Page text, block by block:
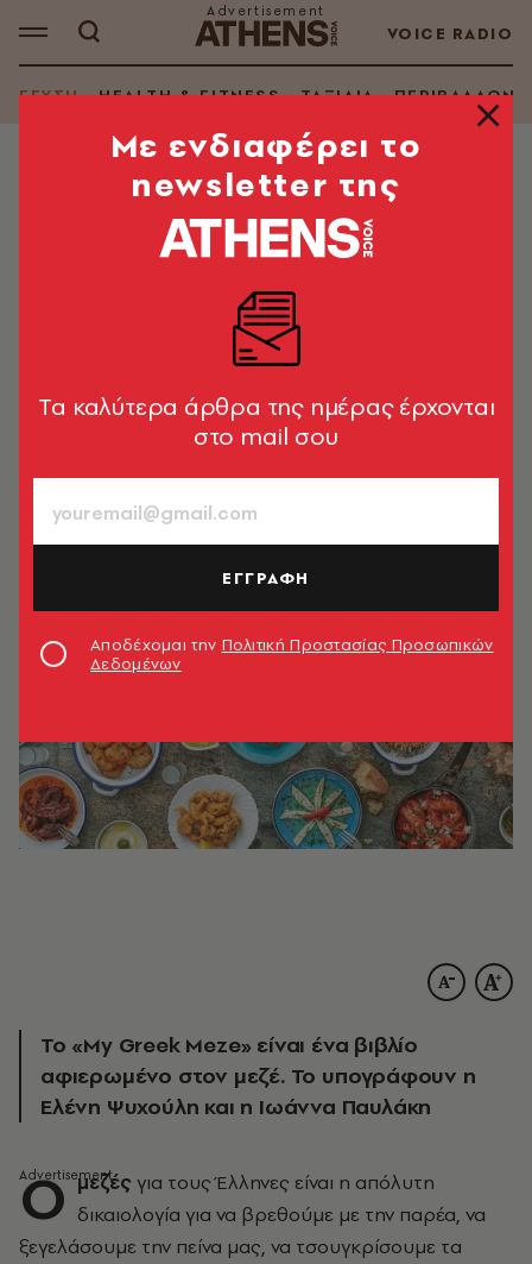
VOICE RADIO
ΓΕΥΣΗ HEALTH & FITNESS ΤΑΞΙΔΙΑ ΠΕΡΙΒΑΛΛΟΝ
ΘΕΜΑΤΑ ΓΕΥΣΗΣ
My Greek Meze: Ποια tapas και
ποια finger foods, στην Ελλάδα
έχουμε τον μεζέ και το καλοκαίρι
είναι η εποχή του
Η Ελένη Ψυχούλη μιλάει για το νέο βιβλίο που
συνυπογράφει μαζί με την Ιωάννα Παυλάκη
Νενέλα Γεωργελέ
19.07.2022, 19:02
Το «My Greek Meze» είναι ένα βιβλίο
αφιερωμένο στον μεζέ. Το υπογράφουν η
Ελένη Ψυχούλη και η Ιωάννα Παυλάκη
Ο μεζές για τους Έλληνες είναι η απόλυτη
δικαιολογία για να βρεθούμε με την παρέα, να
ξεγελάσουμε την πείνα μας, να τσουγκρίσουμε τα
Mε ενδιαφέρει το
newsletter της
Tα καλύτερα άρθρα της ημέρας έρχονται
στο mail σου
ΕΓΓΡΑΦΗ
Αποδέχομαι την Πολιτική Προστασίας Προσωπικών
Δεδομένων